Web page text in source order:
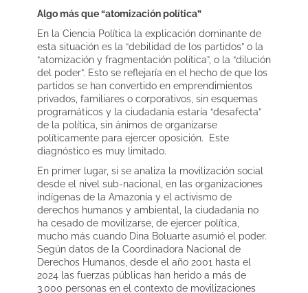
Algo más que “atomización política”
En la Ciencia Política la explicación dominante de
esta situación es la “debilidad de los partidos” o la
“atomización y fragmentación política”, o la “dilución
del poder”. Esto se reflejaría en el hecho de que los
partidos se han convertido en emprendimientos
privados, familiares o corporativos, sin esquemas
programáticos y la ciudadanía estaría “desafecta”
de la política, sin ánimos de organizarse
políticamente para ejercer oposición. Este
diagnóstico es muy limitado.
En primer lugar, si se analiza la movilización social
desde el nivel sub-nacional, en las organizaciones
indígenas de la Amazonía y el activismo de
derechos humanos y ambiental, la ciudadanía no
ha cesado de movilizarse, de ejercer política,
mucho más cuando Dina Boluarte asumió el poder.
Según datos de la Coordinadora Nacional de
Derechos Humanos, desde el año 2001 hasta el
2024 las fuerzas públicas han herido a más de
3.000 personas en el contexto de movilizaciones